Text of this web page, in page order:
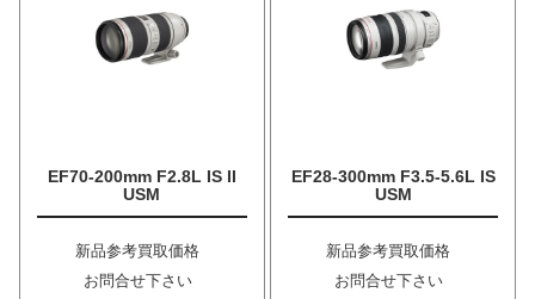
EF70-200mm F2.8L IS II
USM
新品参考買取価格
お問合せ下さい
EF28-300mm F3.5-5.6L IS
USM
新品参考買取価格
お問合せ下さい